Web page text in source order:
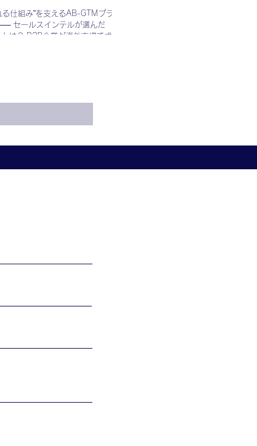
る仕組み”を支えるAB-GTMプラッ
── セールスインテルが選んだ
とは？ B2B企業が海外市場で成果